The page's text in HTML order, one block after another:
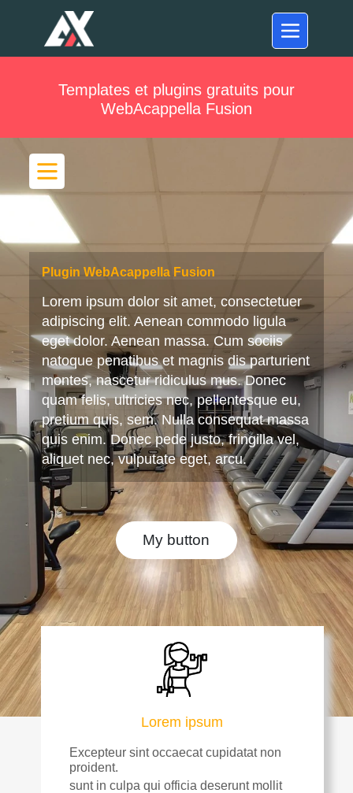
Templates et plugins gratuits pour
WebAcappella Fusion
Plugin WebAcappella Fusion
Lorem ipsum dolor sit amet, consectetuer
adipiscing elit. Aenean commodo ligula
eget dolor. Aenean massa. Cum sociis
natoque penatibus et magnis dis parturient
montes, nascetur ridiculus mus. Donec
quam felis, ultricies nec, pellentesque eu,
pretium quis, sem. Nulla consequat massa
quis enim. Donec pede justo, fringilla vel,
aliquet nec, vulputate eget, arcu.
My button
Lorem ipsum
Excepteur sint occaecat cupidatat non
proident.
sunt in culpa qui officia deserunt mollit